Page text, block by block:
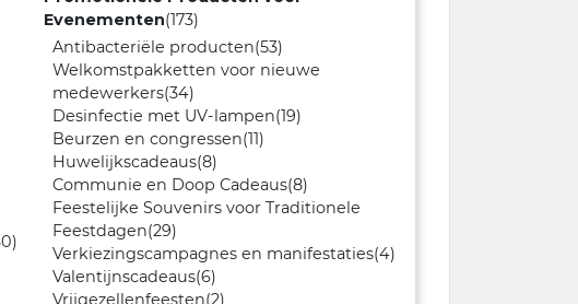
Evenementen(173)
Antibacteriële producten(53)
Welkomstpakketten voor nieuwe
medewerkers(34)
Desinfectie met UV-lampen(19)
Beurzen en congressen(11)
Huwelijkscadeaus(8)
Communie en Doop Cadeaus(8)
Feestelijke Souvenirs voor Traditionele
Feestdagen(29)
Verkiezingscampagnes en manifestaties(4)
Valentijnscadeaus(6)
Vrijgezellenfeesten(2)